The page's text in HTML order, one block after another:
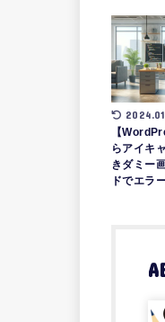
【
らアイキ
きダミー
ドでエラ